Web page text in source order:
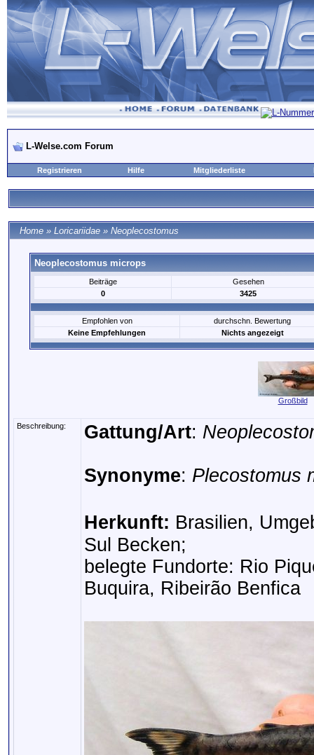
L-Welse.com Forum
Registrieren Hilfe Mitgliederliste
Home » Loricariidae » Neoplecostomus
Neoplecostomus microps
Beiträge
Gesehen
0
3425
Empfohlen von
durchschn. Bewertung
Keine Empfehlungen
Nichts angezeigt
Großbild
Beschreibung: Gattung/Art:
Synonyme: Plecostomus
Herkunft: Brasilien,
Sul Becken;
belegte Fundorte: Rio
Buquira, Ribeirão Benfica